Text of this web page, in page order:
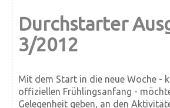
Durchstarter
3/2012
Mit dem Start in die neue Woche -
offiziellen Frühlingsanfang -
Gelegenheit geben, an den